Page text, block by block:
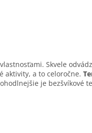
Skvele
aktivity, a to celoročne.
je bezšvíkové